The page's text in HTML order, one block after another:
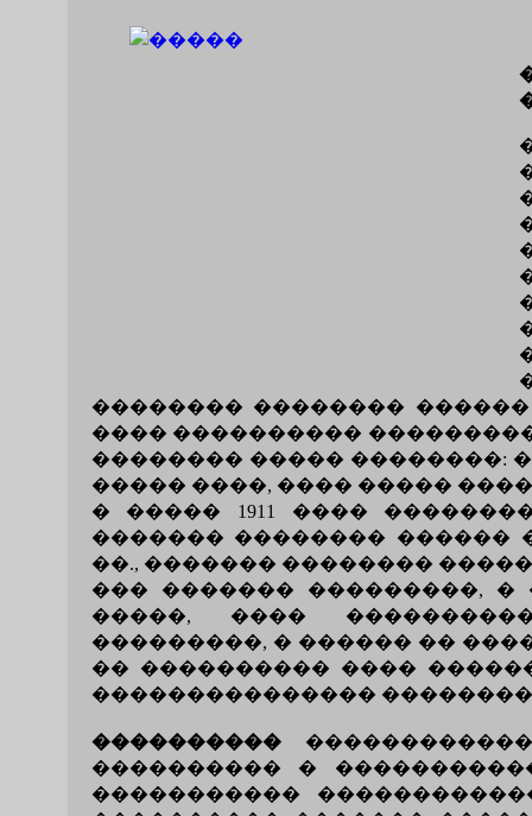
�������� �������� ������
���� ����������
�������� ����� ��������:
����� ����, ���� �����
� ����� 1911 ����
������� �������� ������
��., ������� ��������
��� ������� ���������, �
�����, ����
���������, � ������ ��
�� ���������� ����
��������������� ��������
����������
���������� �
�����������